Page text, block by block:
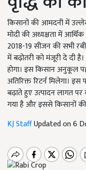
किसानों की आमदनी में
मोदी की अध्यक्षता में
2018-19 सीजन की सभी
में बढ़ोतरी को मंजूरी दे दी
होगा। इस किसान अनुकूल
अतिरिक्त रिटर्न मिलेगा।
बढ़ाते हुए उत्पादन लागत पर
गया है और इससे किसानों
KJ StaffUpdated on 6